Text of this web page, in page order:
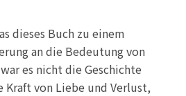
dieses Buch zu einem
an die Bedeutung von
es nicht die Geschichte
von Liebe und Verlust,